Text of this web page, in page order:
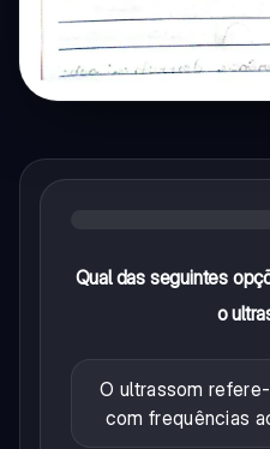
Qual das seguintes
o
O ultrassom
com frequências